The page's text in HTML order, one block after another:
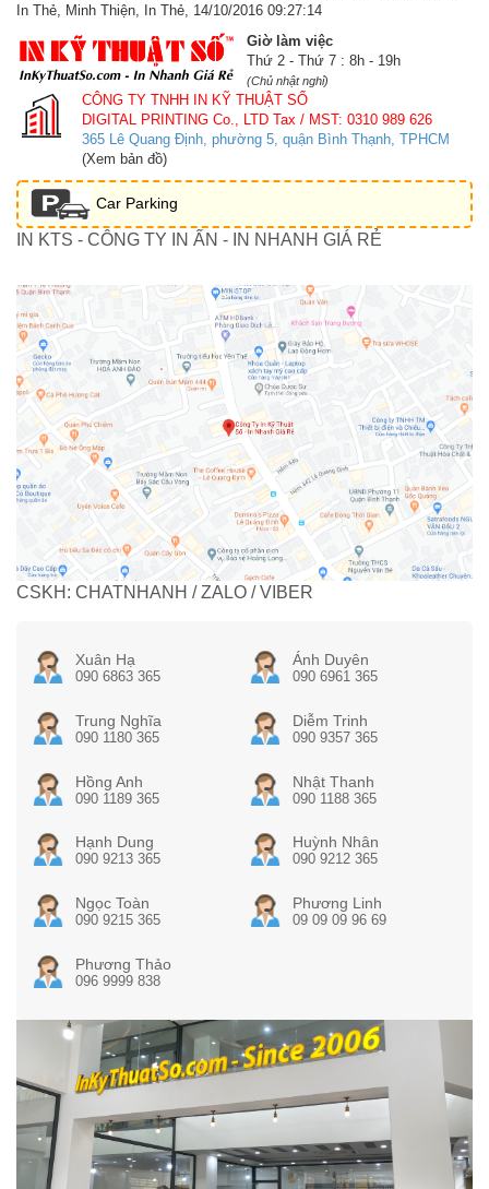
In Thẻ, Minh Thiện, In Thẻ, 14/10/2016 09:27:14
Giờ làm việc
Thứ 2 - Thứ 7 : 8h - 19h
(Chủ nhật nghỉ)
CÔNG TY TNHH IN KỸ THUẬT SỐ
DIGITAL PRINTING Co., LTD Tax / MST: 0310 989 626
365 Lê Quang Định, phường 5, quận Bình Thạnh, TPHCM
(Xem bản đồ)
Car Parking
IN KTS - CÔNG TY IN ẤN - IN NHANH GIÁ RẺ
CSKH: CHATNHANH / ZALO / VIBER
Xuân Hạ
090 6863 365
Ánh Duyên
090 6961 365
Trung Nghĩa
090 1180 365
Diễm Trinh
090 9357 365
Hồng Anh
090 1189 365
Nhật Thanh
090 1188 365
Hạnh Dung
090 9213 365
Huỳnh Nhân
090 9212 365
Ngọc Toàn
090 9215 365
Phương Linh
09 09 09 96 69
Phương Thảo
096 9999 838